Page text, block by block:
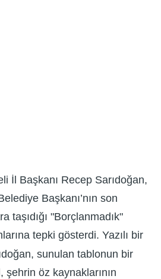
İl Başkanı Recep Sarıdoğan,
Başkanı’nın son
taşıdığı "Borçlanmadık"
tepki gösterdi. Yazılı bir
sunulan tablonun bir
şehrin öz kaynaklarının